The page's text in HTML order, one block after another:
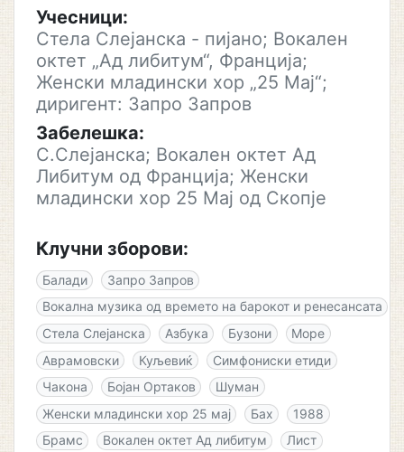
Учесници:
Стела Слејанска - пијано; Вокален
октет „Ад либитум“, Франција;
Женски младински хор „25 Мај“;
диригент: Запро Запров
Забелешка:
С.Слејанска; Вокален октет Ад
Либитум од Франција; Женски
младински хор 25 Мај од Скопје
Клучни зборови:
Балади
Запро Запров
Вокална музика од времето на барокот и ренесансата
Стела Слејанска
Азбука Бузони
Море
Аврамовски
Куљевиќ
Симфониски етиди
Чакона
Бојан Ортаков
Шуман
Женски младински хор 25 мај
Бах
1988
Брамс
Вокален октет Ад либитум
Лист